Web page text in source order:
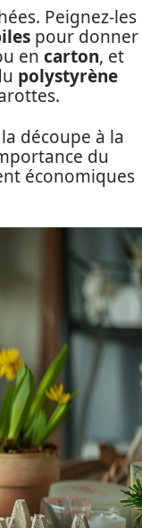
Peignez-les
pour donner
en carton, et
polystyrène
découpe à la
du
économiques